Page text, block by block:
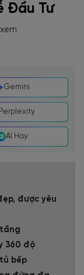
Đầu Tư
Gemini
Perplexity
AI Hay
được yêu
360 độ
bếp